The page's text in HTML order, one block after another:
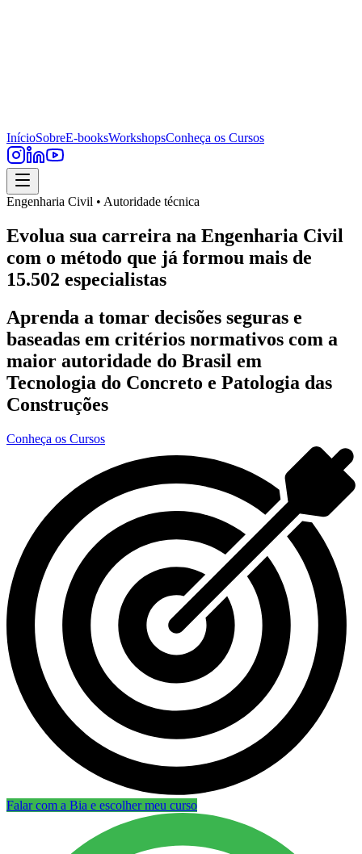
InícioSobreE-booksWorkshopsConheça os Cursos
Engenharia Civil • Autoridade técnica
Evolua sua carreira na Engenharia Civil
com o método que já formou mais de
15.502 especialistas
Aprenda a tomar decisões seguras e
baseadas em critérios normativos com a
maior autoridade do Brasil em
Tecnologia do Concreto e Patologia das
Construções
Conheça os Cursos
Falar com a Bia e escolher meu curso